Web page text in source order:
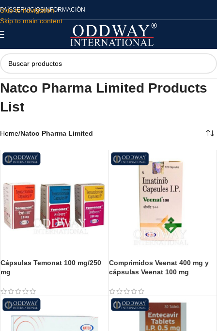
Skip to navigation
Skip to main content
PAÍSSERVICIOSINFORMACIÓN
Natco Pharma Limited Products
List
Home/Natco Pharma Limited
Cápsulas Temonat 100 mg/250
mg
Comprimidos Veenat 400 mg y
cápsulas Veenat 100 mg